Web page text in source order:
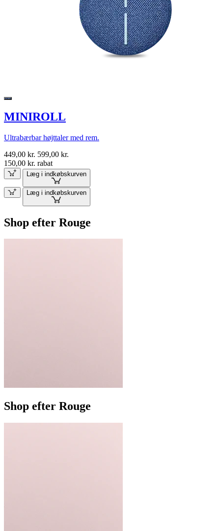
MINIROLL
Ultrabærbar højttaler med rem.
449,00 kr. 599,00 kr.
150,00 kr. rabat
Læg i indkøbskurven
Læg i indkøbskurven
Shop efter Rouge
Shop efter Rouge